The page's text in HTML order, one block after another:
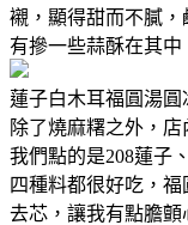
襯，顯得甜而不膩
有摻一些蒜酥在其中
蓮子白木耳福圓湯圓
除了燒麻糬之外，
我們點的是208蓮子
四種料都很好吃，
去芯，讓我有點膽